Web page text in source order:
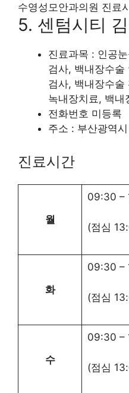
수영성모안과의원 진료
5. 센텀시티
진료과목 : 인공
검사, 백내장수술
검사, 백내장수술
녹내장치료, 백내
전화번호 미등록
주소 : 부산광역
진료시간
월
09:30 –
(점심
화
09:30 –
(점심
수
09:30 –
(점심